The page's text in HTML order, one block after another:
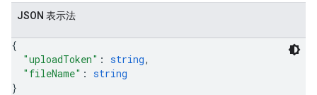
JSON 表示法
{
"uploadToken" : string,
"fileName" : string
}